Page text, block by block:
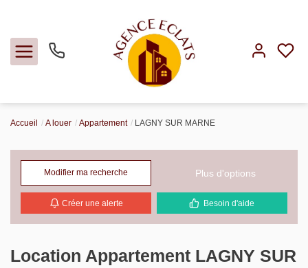
Louer
Faire gérer
Estimer
Accueil A louer Appartement LAGNY SUR MARNE
Modifier ma recherche Plus d'options
Créer une alerte Besoin d'aide
Location Appartement LAGNY SUR